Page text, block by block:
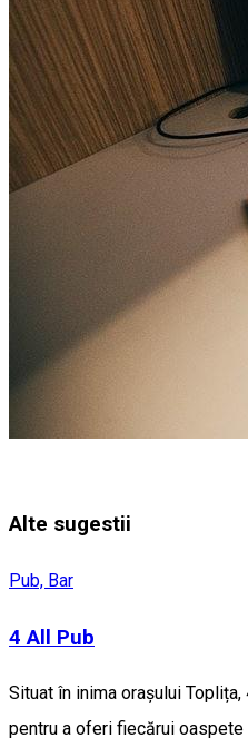
Alte sugestii
Pub, Bar
4 All Pub
Situat în inima orașului
pentru a oferi fiecărui oaspete